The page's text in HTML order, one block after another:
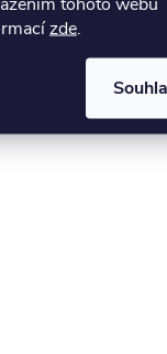
zde.